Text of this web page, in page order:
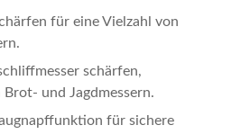
für eine Vielzahl von
schärfen,
und Jagdmessern.
für sichere